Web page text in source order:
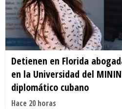
Detienen en Florida
en la Universidad del
diplomático cubano
Hace 20 horas